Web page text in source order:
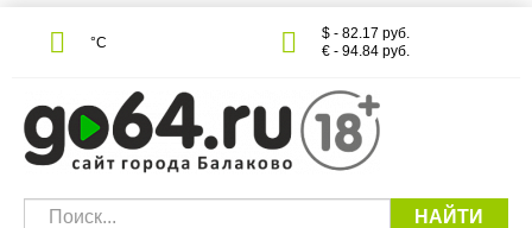
°С
$ - 82.17 руб.
€ - 94.84 руб.
НАЙТИ